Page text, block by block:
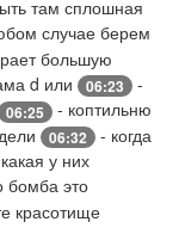
там сплошная
случае берем
большую
d или 06:23
-
06:25 - коптильню
06:32
- когда
у них
бомба это
красотище